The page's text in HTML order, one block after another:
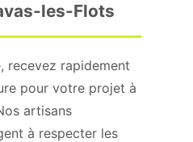
les-Flots
recevez rapidement
pour votre projet à
artisans
à respecter les